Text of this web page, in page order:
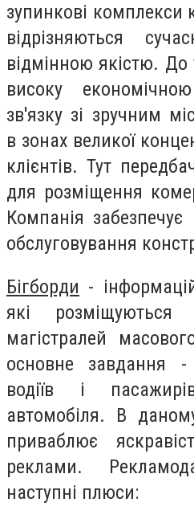
зупинкові комплекси
відрізняються
відмінною якістю.
високу
зв'язку зі зручним
в зонах великої
клієнтів. Тут
для розміщення
Компанія забезпечує
обслуговування
Бігборди -
які
магістралей
основне завдання -
водіїв і
автомобіля. В
приваблює
реклами.
наступні плюси: